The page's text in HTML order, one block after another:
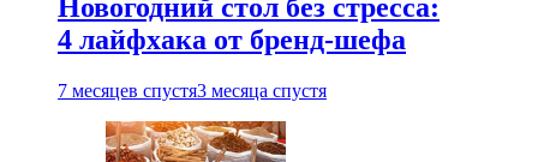
Новогодний стол без стресса:
4 лайфхака от бренд-шефа
7 месяцев спустя3 месяца спустя